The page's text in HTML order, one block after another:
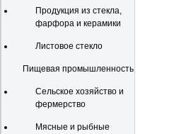
Продукция из стекла,
фарфора и керамики
Листовое стекло
Пищевая промышленность
Сельское хозяйство и
фермерство
Мясные и рыбные